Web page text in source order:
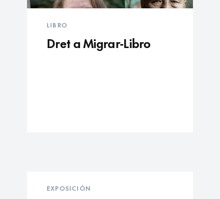
LIBRO
Dret a Migrar-Libro
EXPOSICIÓN